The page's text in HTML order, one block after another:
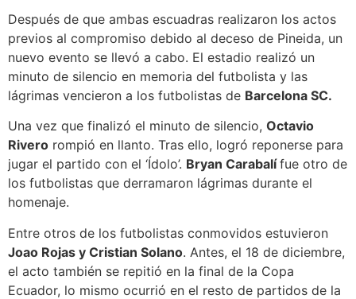
Después de que ambas escuadras realizaron los actos
previos al compromiso debido al deceso de Pineida, un
nuevo evento se llevó a cabo. El estadio realizó un
minuto de silencio en memoria del futbolista y las
lágrimas vencieron a los futbolistas de Barcelona SC.
Una vez que finalizó el minuto de silencio, Octavio
Rivero rompió en llanto. Tras ello, logró reponerse para
jugar el partido con el ‘Ídolo’. Bryan Carabalífue otro de
los futbolistas que derramaron lágrimas durante el
homenaje.
Entre otros de los futbolistas conmovidos estuvieron
Joao Rojas y Cristian Solano. Antes, el 18 de diciembre,
el acto también se repitió en la final de la Copa
Ecuador, lo mismo ocurrió en el resto de partidos de la